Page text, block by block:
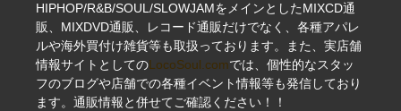
HIPHOP/R&B/SOUL/SLOWJAMをメインとしたMIXCD通
販、MIXDVD通販、レコード通販だけでなく、各種アパレ
ルや海外買付け雑貨等も取扱っております。また、実店舗
情報サイトとしてのLocoSoul.comでは、個性的なスタッ
フのブログや店舗での各種イベント情報等も発信しており
ます。通販情報と併せてご確認ください！！